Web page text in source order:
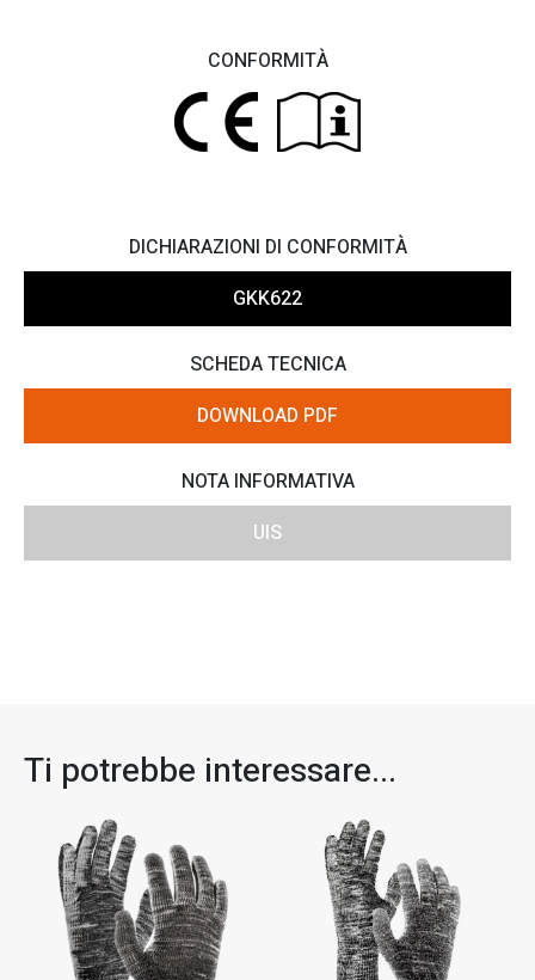
CONFORMITÀ
DICHIARAZIONI DI CONFORMITÀ
GKK622
SCHEDA TECNICA
DOWNLOAD PDF
NOTA INFORMATIVA
UIS
Ti potrebbe interessare...​